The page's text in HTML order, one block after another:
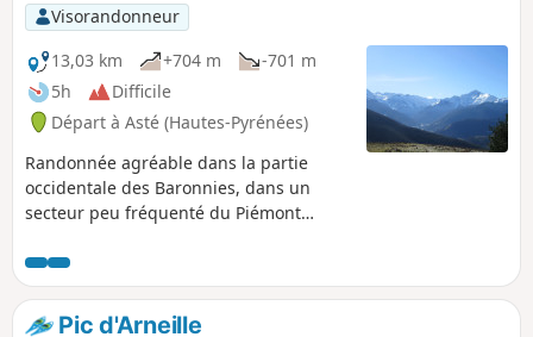
Visorandonneur
13,03 km
+704 m
-701 m
5h
Difficile
Départ à Asté (Hautes-Pyrénées)
Randonnée agréable dans la partie
occidentale des Baronnies, dans un
secteur peu fréquenté du Piémont
itinéraire facile est praticable en toute
saison, mais il est idéal à raquettes juste
après une chute de neige à moyenne
Pic d'Arneille